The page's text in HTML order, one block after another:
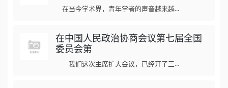
在当今学术界，青年学者的声音越来越...
在中国人民政治协商会议第七届全国
委员会第
我们这次主席扩大会议，已经开了三...